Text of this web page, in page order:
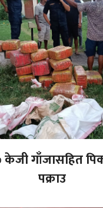
केजी गाँजासहित
पक्राउ